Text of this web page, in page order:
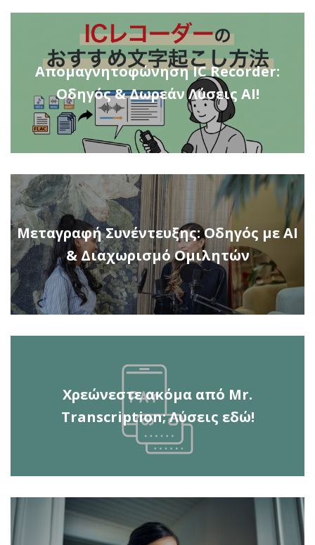
Απομαγνητοφώνηση IC Recorder:
Οδηγός & Δωρεάν Λύσεις AI!
Μεταγραφή Συνέντευξης: Οδηγός με AI
& Διαχωρισμό Ομιλητών
Χρεώνεστε ακόμα από Mr.
Transcription; Λύσεις εδώ!